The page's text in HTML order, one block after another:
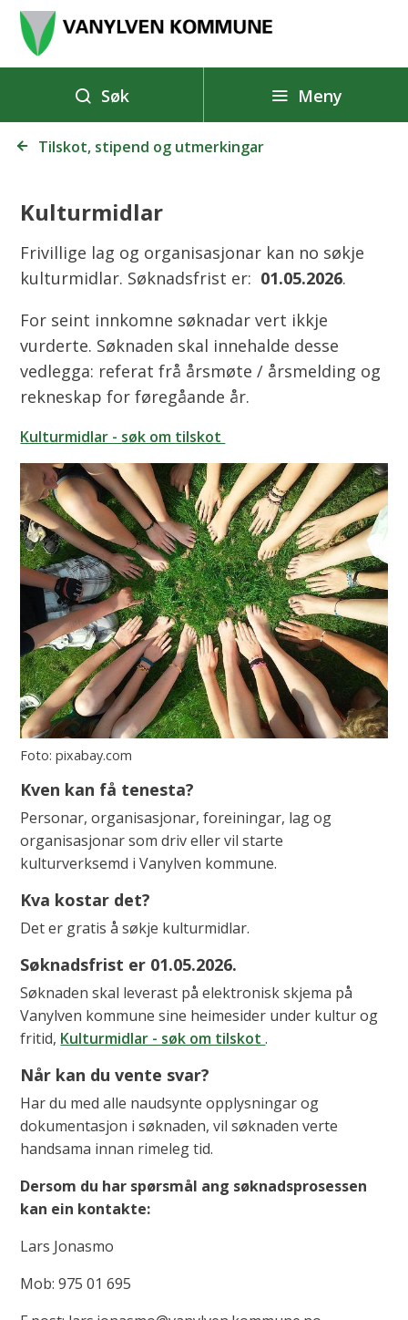
n
y
l
o
m
u
n
e
Søk Meny
Du Tilskot, stipend og utmerkingar
Kulturmidlar
Frivillige lag og organisasjonar kan no søkje
kulturmidlar. Søknadsfrist er: 01.05.2026.
For seint innkomne søknadar vert ikkje
vurderte. Søknaden skal innehalde desse
vedlegga: referat frå årsmøte / årsmelding og
rekneskap for føregåande år.
Kulturmidlar - søk om tilskot
pixabay.com
Kven kan få tenesta?
Personar, organisasjonar, foreiningar, lag og
organisasjonar som driv eller vil starte
kulturverksemd i Vanylven kommune.
Kva kostar det?
Det er gratis å søkje kulturmidlar.
Søknadsfrist er 01.05.2026.
Søknaden skal leverast på elektronisk skjema på
Vanylven kommune sine heimesider under kultur og
fritid, Kulturmidlar - søk om tilskot.
Når kan du vente svar?
Har du med alle naudsynte opplysningar og
dokumentasjon i søknaden, vil søknaden verte
handsama innan rimeleg tid.
Dersom du har spørsmål ang søknadsprosessen
kan ein kontakte:
Lars Jonasmo
Mob: 975 01 695